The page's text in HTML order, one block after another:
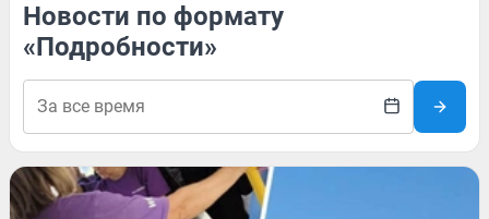
Новости по формату
«Подробности»